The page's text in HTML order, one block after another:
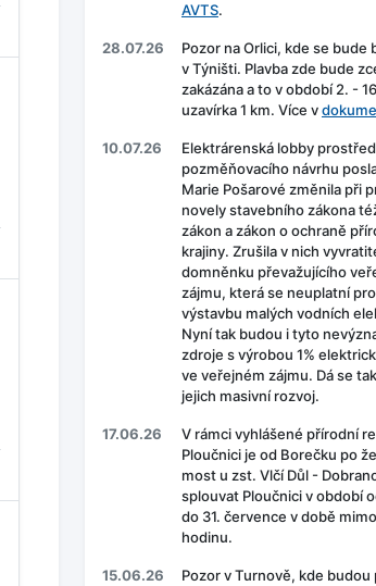
AVTS.
28.07.26
Pozor na Orlici, kde se bude
v Týništi. Plavba zde bude
zakázána a to v období 2. -
uzavírka 1 km. Více v
10.07.26
Elektrárenská lobby
pozměňovacího návrhu
Marie Pošarové změnila při
novely stavebního zákona
zákon a zákon o ochraně
krajiny. Zrušila v nich
domněnku převažujícího
zájmu, která se neuplatní
výstavbu malých vodních
Nyní tak budou i tyto
zdroje s výrobou 1%
ve veřejném zájmu. Dá se
jejich masivní rozvoj.
17.06.26
V rámci vyhlášené přírodní
Ploučnici je od Borečku po
most u zst. Vlčí Důl -
splouvat Ploučnici v období
do 31. července v době
hodinu.
15.06.26
Pozor v Turnově, kde budou